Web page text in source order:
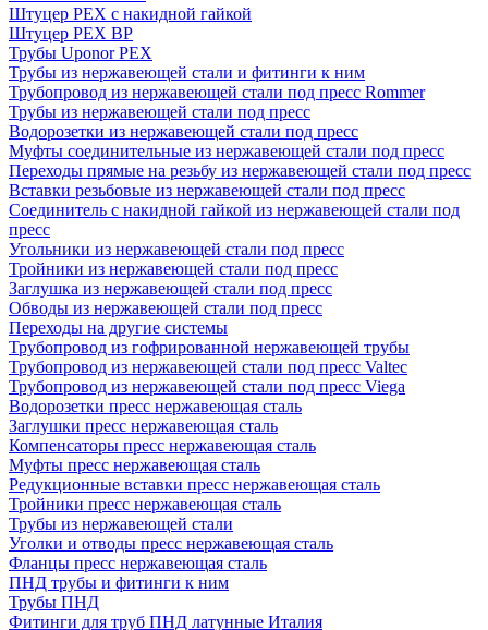
Штуцер PEX c накидной гайкой
Штуцер PEX ВР
Трубы Uponor PEX
Трубы из нержавеющей стали и фитинги к ним
Трубопровод из нержавеющей стали под пресс Rommer
Трубы из нержавеющей стали под пресс
Водорозетки из нержавеющей стали под пресс
Муфты соединительные из нержавеющей стали под пресс
Переходы прямые на резьбу из нержавеющей стали под пресс
Вставки резьбовые из нержавеющей стали под пресс
Соединитель с накидной гайкой из нержавеющей стали под
пресс
Угольники из нержавеющей стали под пресс
Тройники из нержавеющей стали под пресс
Заглушка из нержавеющей стали под пресс
Обводы из нержавеющей стали под пресс
Переходы на другие системы
Трубопровод из гофрированной нержавеющей трубы
Трубопровод из нержавеющей стали под пресс Valtec
Трубопровод из нержавеющей стали под пресс Viega
Водорозетки пресс нержавеющая сталь
Заглушки пресс нержавеющая сталь
Компенсаторы пресс нержавеющая сталь
Муфты пресс нержавеющая сталь
Редукционные вставки пресс нержавеющая сталь
Тройники пресс нержавеющая сталь
Трубы из нержавеющей стали
Уголки и отводы пресс нержавеющая сталь
Фланцы пресс нержавеющая сталь
ПНД трубы и фитинги к ним
Трубы ПНД
Фитинги для труб ПНД латунные Италия